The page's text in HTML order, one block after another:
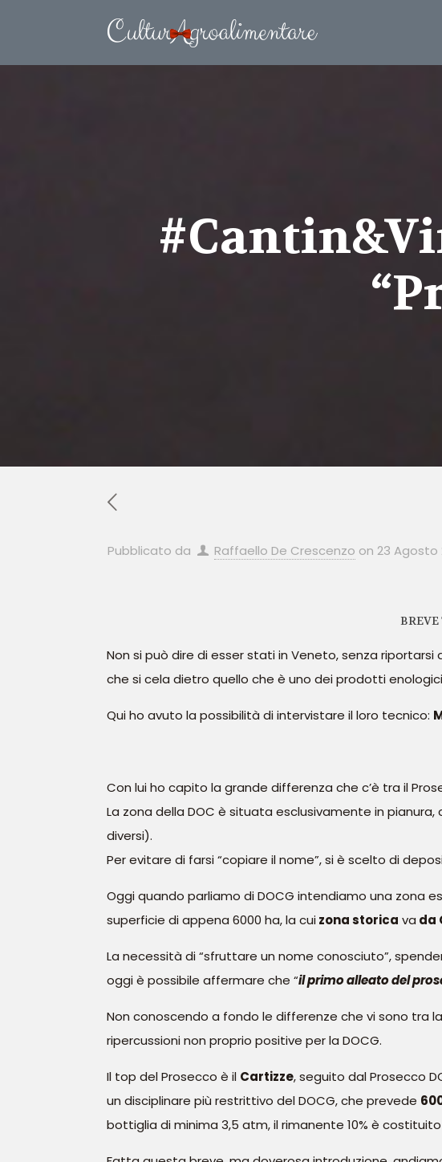
Pubblicato da Raffaello De Crescenzo on 23 Agosto
Non si può dire di esser stati in Veneto, senza riportarsi
che si cela dietro quello che è uno dei prodotti
Qui ho avuto la possibilità di intervistare il loro tecnico:
Con lui ho capito la grande differenza che c’è tra il
La zona della DOC è situata esclusivamente in
diversi).
Per evitare di farsi “copiare il nome”, si è scelto di
Oggi quando parliamo di DOCG intendiamo una zona
superficie di appena 6000 ha, la cuizona storica va da
La necessità di “sfruttare un nome conosciuto”,
oggi è possibile affermare che “il primo alleato del
Non conoscendo a fondo le differenze che vi sono tra
ripercussioni non proprio positive per la DOCG.
Il top del Prosecco è il Cartizze, seguito dal Prosecco
un disciplinare più restrittivo del DOCG, che prevede
bottiglia di minima 3,5 atm, il rimanente 10% è